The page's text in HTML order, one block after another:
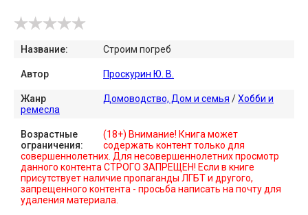
Название: Строим погреб
Автор Проскурин Ю. В.
Жанр Домоводство, Дом и семья /Хобби и
ремесла
Возрастные
ограничения:
(18+) Внимание! Книга может
содержать контент только для
совершеннолетних. Для несовершеннолетних просмотр
данного контента СТРОГО ЗАПРЕЩЕН! Если в книге
присутствует наличие пропаганды ЛГБТ и другого,
запрещенного контента - просьба написать на почту для
удаления материала.